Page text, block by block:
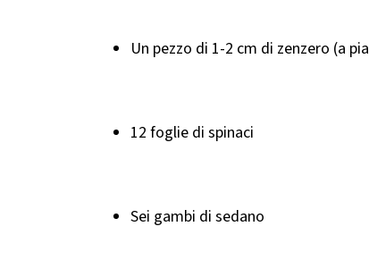
Un pezzo di 1-2 cm di zenzero (a
12 foglie di spinaci
Sei gambi di sedano